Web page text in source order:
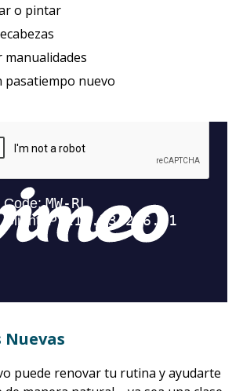
o pintar
pasatiempo nuevo
puede renovar tu rutina y ayudarte